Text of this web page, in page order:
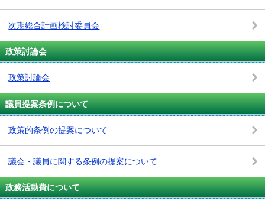
次期総合計画検討委員会
政策討論会
政策討論会
議員提案条例について
政策的条例の提案について
議会・議員に関する条例の提案について
政務活動費について